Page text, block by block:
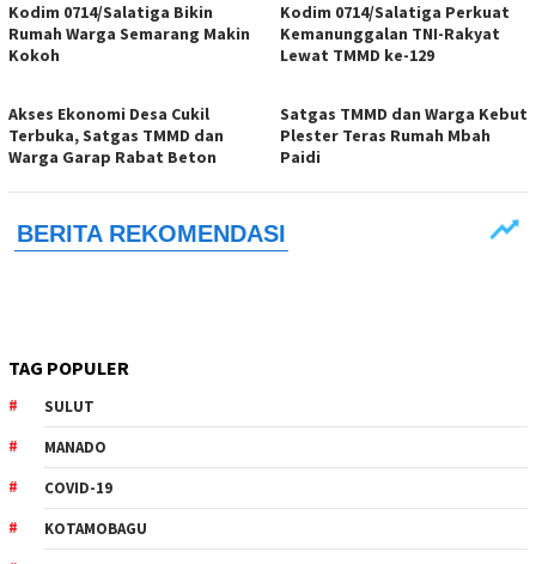
Kodim 0714/Salatiga Bikin
Rumah Warga Semarang Makin
Kokoh
Kodim 0714/Salatiga Perkuat
Kemanunggalan TNI-Rakyat
Lewat TMMD ke-129
Akses Ekonomi Desa Cukil
Terbuka, Satgas TMMD dan
Warga Garap Rabat Beton
Satgas TMMD dan Warga Kebut
Plester Teras Rumah Mbah
Paidi
TAG POPULER
SULUT
MANADO
COVID-19
KOTAMOBAGU